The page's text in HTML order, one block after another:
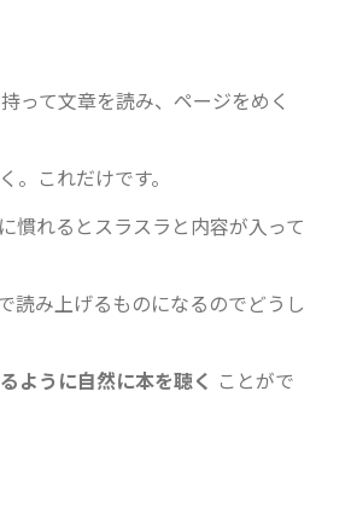
って文章を読み、ページをめく
これだけです。
慣れるとスラスラと内容が入って
読み上げるものになるのでどうし
ように自然に本を聴く ことがで